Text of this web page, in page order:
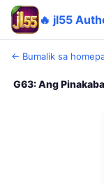
← Bumalik sa
G63: Ang